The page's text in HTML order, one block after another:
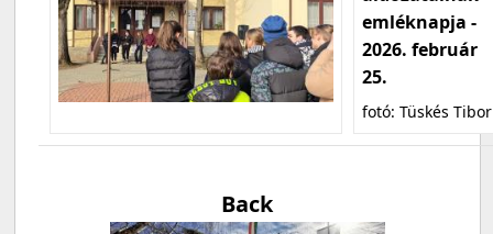
emléknapja -
2026. február
25.
fotó: Tüskés Tibor
Back